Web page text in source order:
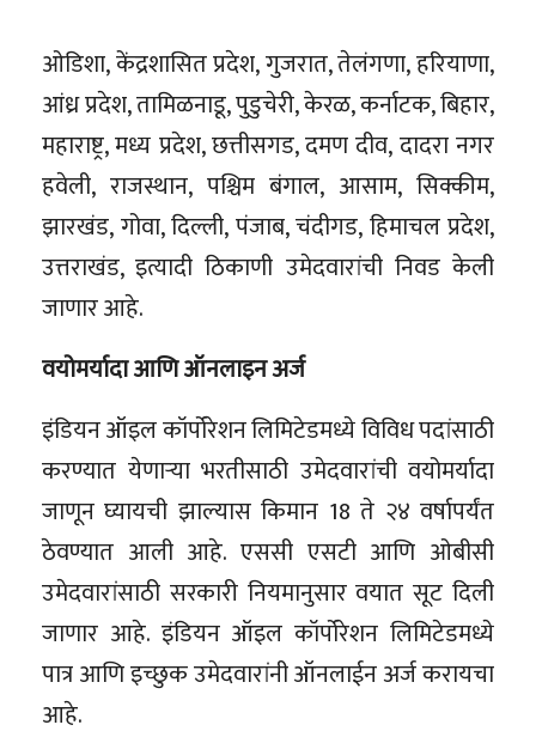
ओडिशा, केंद्रशासित प्रदेश, गुजरात, तेलंगणा, हरियाणा,
आंध्र प्रदेश, तामिळनाडू, पुडुचेरी, केरळ, कर्नाटक, बिहार,
महाराष्ट्र, मध्य प्रदेश, छत्तीसगड, दमण दीव, दादरा नगर
हवेली, राजस्थान, पश्चिम बंगाल, आसाम, सिक्कीम,
झारखंड, गोवा, दिल्ली, पंजाब, चंदीगड, हिमाचल प्रदेश,
उत्तराखंड, इत्यादी ठिकाणी उमेदवारांची निवड केली
जाणार आहे.
वयोमर्यादा आणि ऑनलाइन अर्ज
इंडियन ऑइल कॉर्पोरेशन लिमिटेडमध्ये विविध पदांसाठी
करण्यात येणाऱ्या भरतीसाठी उमेदवारांची वयोमर्यादा
जाणून घ्यायची झाल्यास किमान 18 ते २४ वर्षापर्यंत
ठेवण्यात आली आहे. एससी एसटी आणि ओबीसी
उमेदवारांसाठी सरकारी नियमानुसार वयात सूट दिली
जाणार आहे. इंडियन ऑइल कॉर्पोरेशन लिमिटेडमध्ये
पात्र आणि इच्छुक उमेदवारांनी ऑनलाईन अर्ज करायचा
आहे.